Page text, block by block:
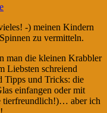
-) meinen Kindern
zu vermitteln.
man die kleinen Krabbler
Liebsten schreiend
Tipps und Tricks: die
einfangen oder mit
tierfreundlich!)… aber ich